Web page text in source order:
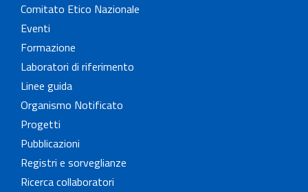
Comitato Etico Nazionale
Eventi
Formazione
Laboratori di riferimento
Linee guida
Organismo Notificato
Progetti
Pubblicazioni
Registri e sorveglianze
Ricerca collaboratori